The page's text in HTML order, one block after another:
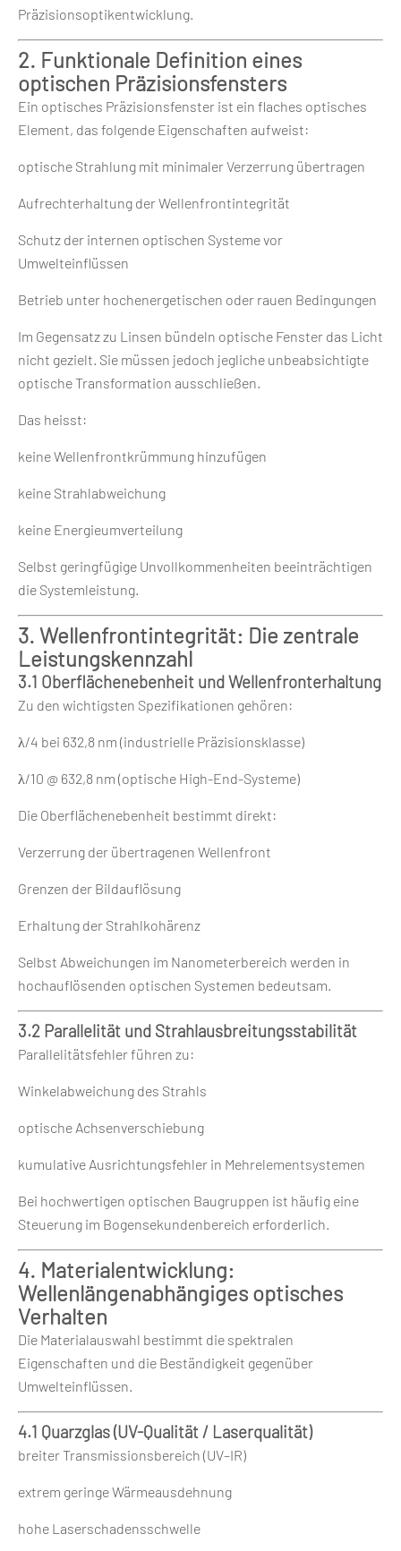
Präzisionsoptikentwicklung.
2. Funktionale Definition eines
optischen Präzisionsfensters
Ein optisches Präzisionsfenster ist ein flaches optisches
Element, das folgende Eigenschaften aufweist:
optische Strahlung mit minimaler Verzerrung übertragen
Aufrechterhaltung der Wellenfrontintegrität
Schutz der internen optischen Systeme vor
Umwelteinflüssen
Betrieb unter hochenergetischen oder rauen Bedingungen
Im Gegensatz zu Linsen bündeln optische Fenster das Licht
nicht gezielt. Sie müssen jedoch jegliche unbeabsichtigte
optische Transformation ausschließen.
Das heisst:
keine Wellenfrontkrümmung hinzufügen
keine Strahlabweichung
keine Energieumverteilung
Selbst geringfügige Unvollkommenheiten beeinträchtigen
die Systemleistung.
3. Wellenfrontintegrität: Die zentrale
Leistungskennzahl
3.1 Oberflächenebenheit und Wellenfronterhaltung
Zu den wichtigsten Spezifikationen gehören:
λ/4 bei 632,8 nm (industrielle Präzisionsklasse)
λ/10 @ 632,8 nm (optische High-End-Systeme)
Die Oberflächenebenheit bestimmt direkt:
Verzerrung der übertragenen Wellenfront
Grenzen der Bildauflösung
Erhaltung der Strahlkohärenz
Selbst Abweichungen im Nanometerbereich werden in
hochauflösenden optischen Systemen bedeutsam.
3.2 Parallelität und Strahlausbreitungsstabilität
Parallelitätsfehler führen zu:
Winkelabweichung des Strahls
optische Achsenverschiebung
kumulative Ausrichtungsfehler in Mehrelementsystemen
Bei hochwertigen optischen Baugruppen ist häufig eine
Steuerung im Bogensekundenbereich erforderlich.
4. Materialentwicklung:
Wellenlängenabhängiges optisches
Verhalten
Die Materialauswahl bestimmt die spektralen
Eigenschaften und die Beständigkeit gegenüber
Umwelteinflüssen.
4.1 Quarzglas (UV-Qualität / Laserqualität)
breiter Transmissionsbereich (UV–IR)
extrem geringe Wärmeausdehnung
hohe Laserschadensschwelle